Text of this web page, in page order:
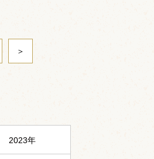
＞
2023年